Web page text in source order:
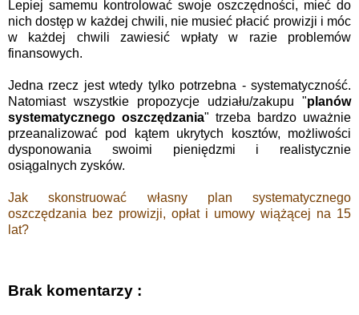
Lepiej samemu kontrolować swoje oszczędności, mieć do
nich dostęp w każdej chwili, nie musieć płacić prowizji i móc
w każdej chwili zawiesić wpłaty w razie problemów
finansowych.
Jedna rzecz jest wtedy tylko potrzebna - systematyczność.
Natomiast wszystkie propozycje udziału/zakupu "planów
systematycznego oszczędzania" trzeba bardzo uważnie
przeanalizować pod kątem ukrytych kosztów, możliwości
dysponowania swoimi pieniędzmi i realistycznie
osiągalnych zysków.
Jak skonstruować własny plan systematycznego
oszczędzania bez prowizji, opłat i umowy wiążącej na 15
lat?
Brak komentarzy :